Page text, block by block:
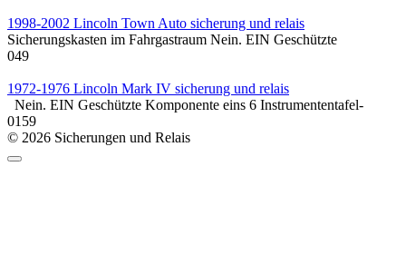
1998-2002 Lincoln Town Auto sicherung und relais
Sicherungskasten im Fahrgastraum Nein. EIN Geschützte
049
1972-1976 Lincoln Mark IV sicherung und relais
Nein. EIN Geschützte Komponente eins 6 Instrumententafel-
0159
© 2026 Sicherungen und Relais